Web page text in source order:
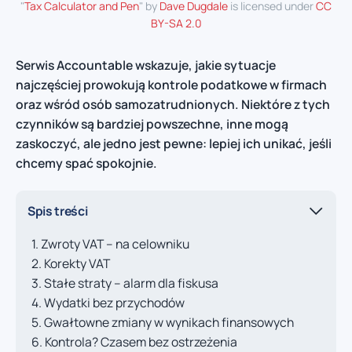
"Tax Calculator and Pen" by Dave Dugdale is licensed underCC
BY-SA 2.0
Serwis Accountable wskazuje, jakie sytuacje
najczęściej prowokują kontrole podatkowe w firmach
oraz wśród osób samozatrudnionych. Niektóre z tych
czynników są bardziej powszechne, inne mogą
zaskoczyć, ale jedno jest pewne: lepiej ich unikać, jeśli
chcemy spać spokojnie.
Spis treści
Zwroty VAT – na celowniku
Korekty VAT
Stałe straty – alarm dla fiskusa
Wydatki bez przychodów
Gwałtowne zmiany w wynikach finansowych
Kontrola? Czasem bez ostrzeżenia